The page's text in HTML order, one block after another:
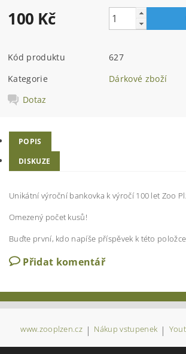
100 Kč
Kód produktu
627
Kategorie
Dárkové zboží
Dotaz
POPIS
DISKUZE
Unikátní výroční bankovka k výročí 100 let Zoo
Omezený počet kusů!
Buďte první, kdo napíše příspěvek k této položce.
Přidat komentář
www.zooplzen.cz | Nákup vstupenek |